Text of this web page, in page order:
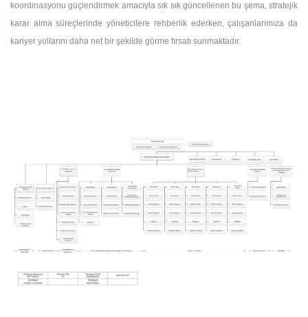
koordinasyonu güçlendirmek amacıyla sık sık güncellenen bu şema, stratejik
karar alma süreçlerinde yöneticilere rehberlik ederken, çalışanlarımıza da
kariyer yollarını daha net bir şekilde görme fırsatı sunmaktadır.